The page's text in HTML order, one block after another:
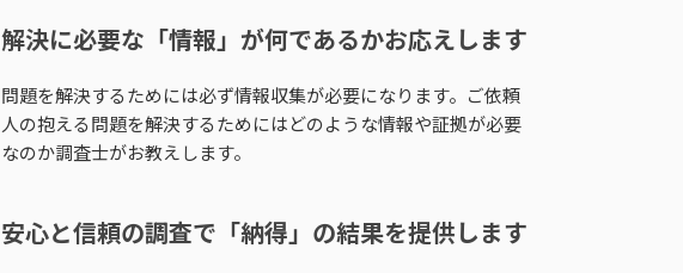
解決に必要な「情報」が何であるかお応えします
問題を解決するためには必ず情報収集が必要になります。ご依頼
人の抱える問題を解決するためにはどのような情報や証拠が必要
なのか調査士がお教えします。
安心と信頼の調査で 「納得」の結果を提供します